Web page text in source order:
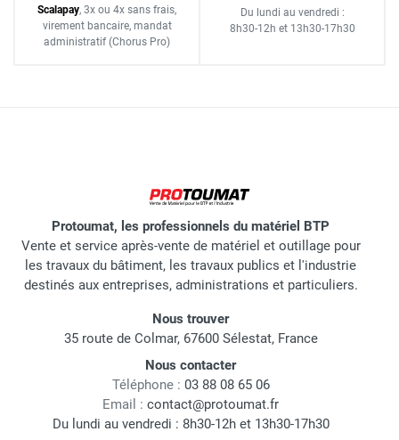
Scalapay, 3x ou 4x sans frais,
virement bancaire, mandat
administratif (Chorus Pro)
Du lundi au vendredi :
8h30-12h et 13h30-17h30
Protoumat, les professionnels du matériel BTP
Vente et service après-vente de matériel et outillage pour
les travaux du bâtiment, les travaux publics et l'industrie
destinés aux entreprises, administrations et particuliers.
Nous trouver
35 route de Colmar, 67600 Sélestat, France
Nous contacter
Téléphone : 03 88 08 65 06
Email : contact@protoumat.fr
Du lundi au vendredi : 8h30-12h et 13h30-17h30